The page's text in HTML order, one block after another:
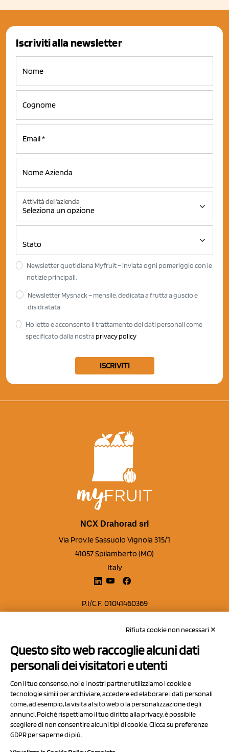
Iscriviti alla newsletter
Attività dell'azienda
Newsletter quotidiana Myfruit – inviata ogni pomeriggio con le
notizie principali.
Newsletter Mysnack – mensile, dedicata a frutta a guscio e
disidratata
Ho letto e acconsento il trattamento dei dati personali come
specificato dalla nostra privacy policy
ISCRIVITI
NCX Drahorad srl
Via Prov.le Sassuolo Vignola 315/1
41057 Spilamberto (MO)
Italy
P.I/C.F. 01041460369
Capitale sociale Euro 50.000,00 i.v.
Contatti
Privacy Policy
Cookie Policy
Chi Siamo
Rifiuta cookie non necessari ✕
Questo sito web raccoglie alcuni dati
personali dei visitatori e utenti
Con il tuo consenso, noi e i nostri partner utilizziamo i cookie e
tecnologie simili per archiviare, accedere ed elaborare i dati personali
come, ad esempio, la visita al sito web o la personalizzazione degli
annunci. Poiché rispettiamo il tuo diritto alla privacy, è possibile
scegliere di non consentire alcuni tipi di cookie. Clicca su preferenze
GDPR per saperne di più.